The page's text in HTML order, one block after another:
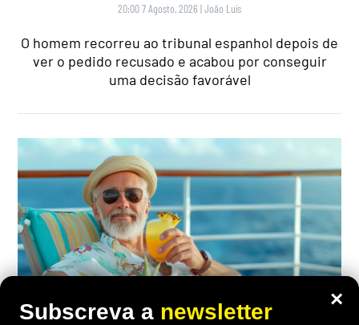
20:00 7 Agosto, 2026 |João Luís
O homem recorreu ao tribunal espanhol depois de
ver o pedido recusado e acabou por conseguir
uma decisão favorável
×
Subscreva a newsletter